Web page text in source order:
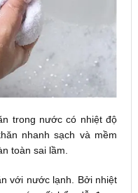
trong nước có nhiệt độ
nhanh sạch và mềm
toàn sai lầm.
với nước lạnh. Bởi nhiệt